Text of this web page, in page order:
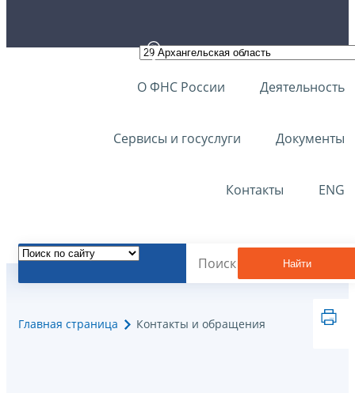
О ФНС России Деятельность
Сервисы и госуслуги Документы
Контакты ENG
Найти
Главная страница Контакты и обращения